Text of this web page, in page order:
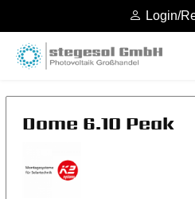
Login/
Dome 6.10 Peak